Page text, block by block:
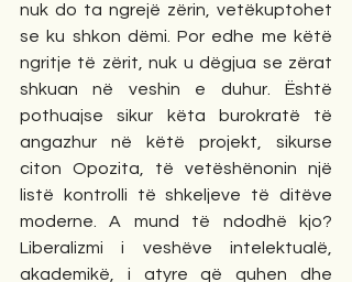
nuk do ta ngrejë zërin, vetëkuptohet
se ku shkon dëmi. Por edhe me këtë
ngritje të zërit, nuk u dëgjua se zërat
shkuan në veshin e duhur. Është
pothuajse sikur këta burokratë të
angazhur në këtë projekt, sikurse
citon Opozita, të vetëshënonin një
listë kontrolli të shkeljeve të ditëve
moderne. A mund të ndodhë kjo?
Liberalizmi i veshëve intelektualë,
akademikë, i atyre që quhen dhe